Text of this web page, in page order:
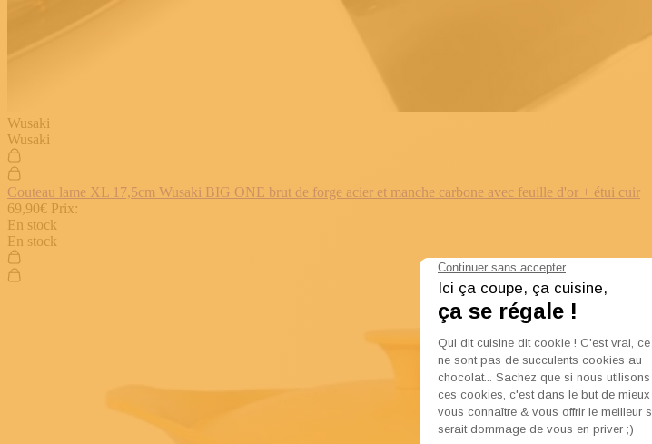
Wusaki
Wusaki
Couteau lame XL 17,5cm Wusaki BIG ONE brut de forge acier et manche carbone avec feuille d'or + étui cuir
69,90€ Prix:
En stock
En stock